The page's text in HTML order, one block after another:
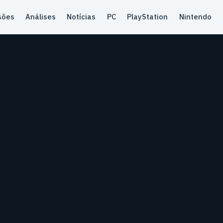
Análises Notícias PC PlayStation Nintendo